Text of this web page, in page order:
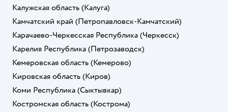
Калужская область (Калуга)
Камчатский край (Петропавловск-Камчатский)
Карачаево-Черкесская Республика (Черкесск)
Карелия Республика (Петрозаводск)
Кемеровская область (Кемерово)
Кировская область (Киров)
Коми Республика (Сыктывкар)
Костромская область (Кострома)